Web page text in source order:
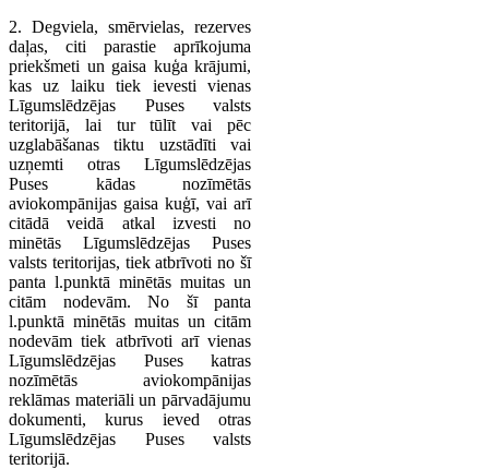
2. Degviela, smērvielas, rezerves
daļas, citi parastie aprīkojuma
priekšmeti un gaisa kuģa krājumi,
kas uz laiku tiek ievesti vienas
Līgumslēdzējas Puses valsts
teritorijā, lai tur tūlīt vai pēc
uzglabāšanas tiktu uzstādīti vai
uzņemti otras Līgumslēdzējas
Puses kādas nozīmētās
aviokompānijas gaisa kuģī, vai arī
citādā veidā atkal izvesti no
minētās Līgumslēdzējas Puses
valsts teritorijas, tiek atbrīvoti no šī
panta l.punktā minētās muitas un
citām nodevām. No šī panta
l.punktā minētās muitas un citām
nodevām tiek atbrīvoti arī vienas
Līgumslēdzējas Puses katras
nozīmētās aviokompānijas
reklāmas materiāli un pārvadājumu
dokumenti, kurus ieved otras
Līgumslēdzējas Puses valsts
teritorijā.